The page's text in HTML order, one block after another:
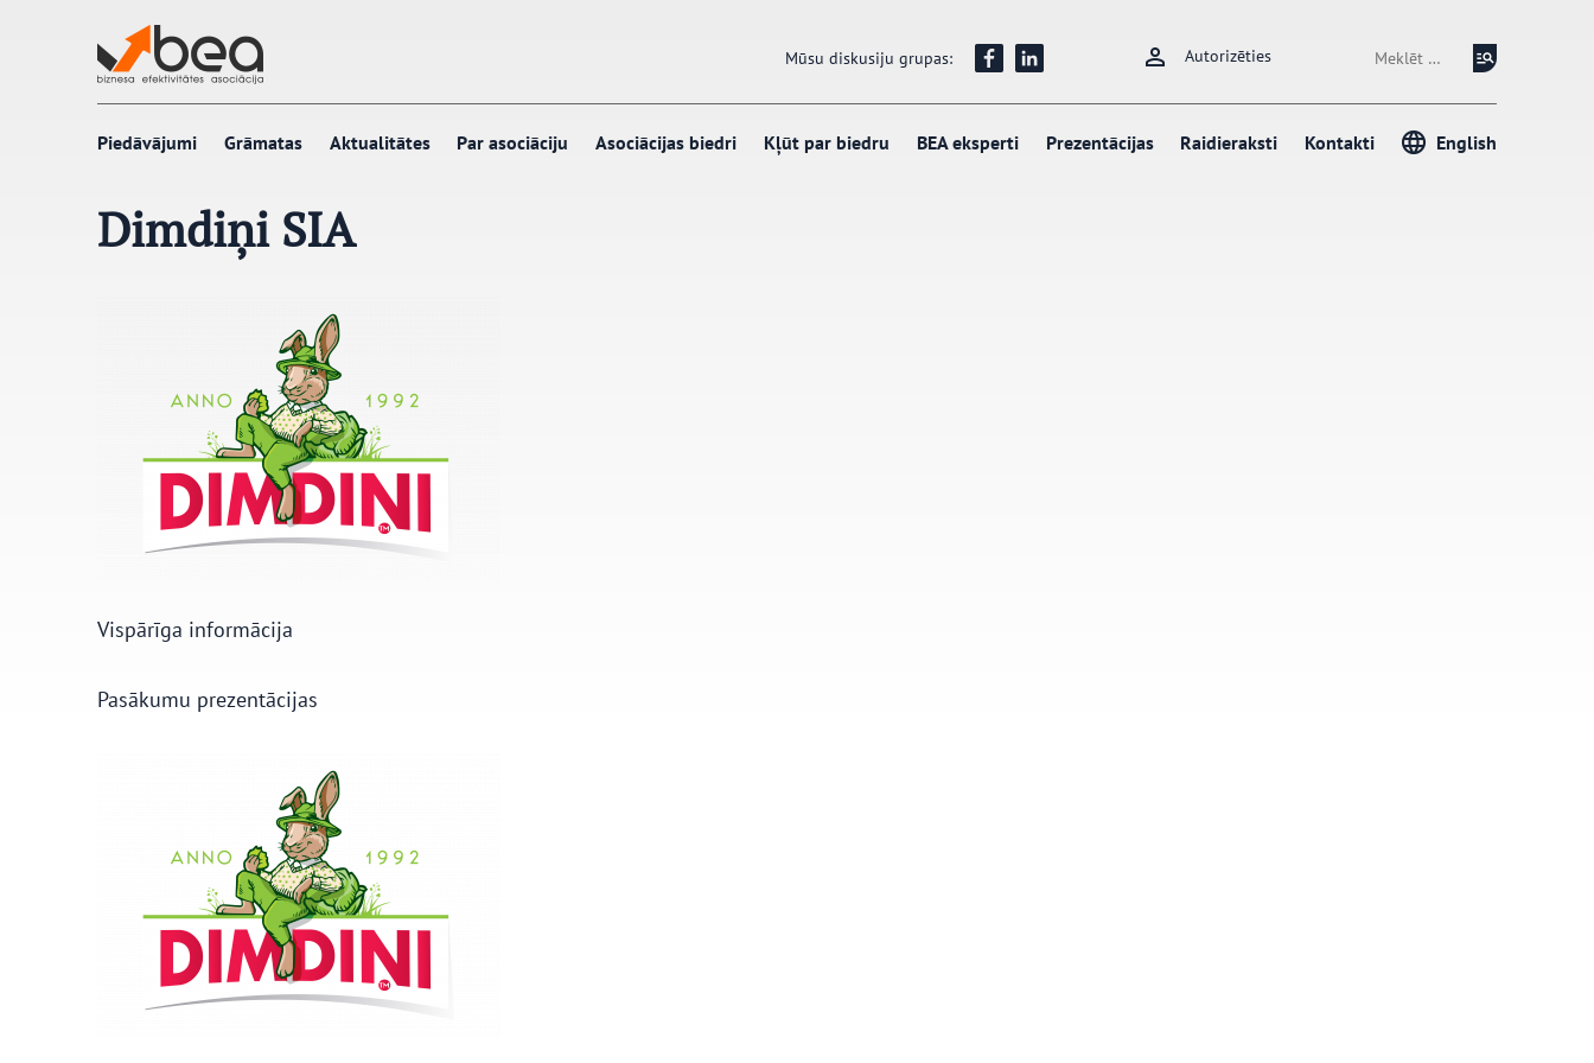
Mūsu diskusiju grupas: Autorizēties Meklēt:
Piedāvājumi Grāmatas Aktualitātes Par asociāciju Asociācijas biedri Kļūt par biedru BEA eksperti Prezentācijas Raidieraksti Kontakti English
Dimdiņi SIA
Vispārīga informācija
Pasākumu prezentācijas